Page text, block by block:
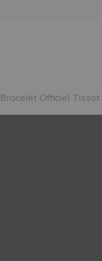
Bracelet Officiel